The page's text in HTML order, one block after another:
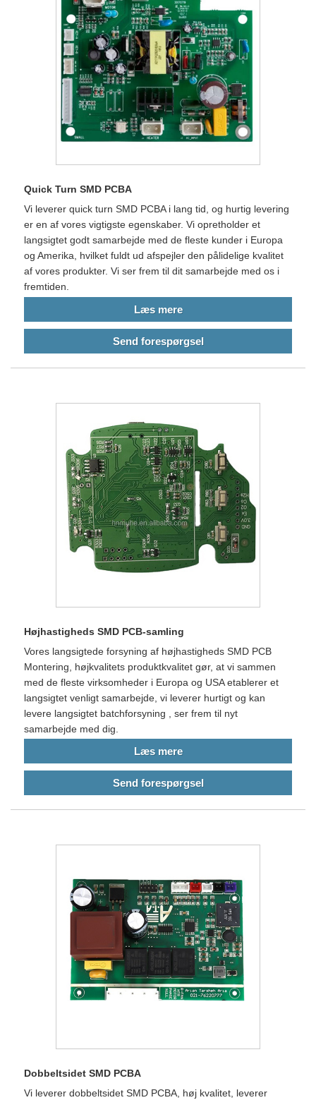
Quick Turn SMD PCBA
Vi leverer quick turn SMD PCBA i lang tid, og hurtig levering
er en af ​​vores vigtigste egenskaber. Vi opretholder et
langsigtet godt samarbejde med de fleste kunder i Europa
og Amerika, hvilket fuldt ud afspejler den pålidelige kvalitet
af vores produkter. Vi ser frem til dit samarbejde med os i
fremtiden.
Læs mere
Send forespørgsel
Højhastigheds SMD PCB-samling
Vores langsigtede forsyning af højhastigheds SMD PCB
Montering, højkvalitets produktkvalitet gør, at vi sammen
med de fleste virksomheder i Europa og USA etablerer et
langsigtet venligt samarbejde, vi leverer hurtigt og kan
levere langsigtet batchforsyning , ser frem til nyt
samarbejde med dig.
Læs mere
Send forespørgsel
Dobbeltsidet SMD PCBA
Vi leverer dobbeltsidet SMD PCBA, høj kvalitet, leverer